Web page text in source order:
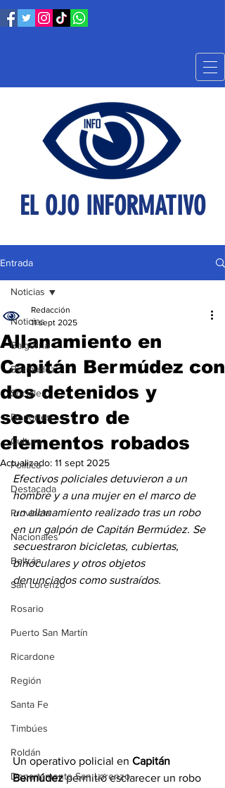
EL OJO INFORMATIVO
Entrada
Noticias
Baigorria
Bermúdez
Sociales
Deportes
Cultura
Política
Destacada
Provincia
Nacionales
Beltrán
San Lorenzo
Rosario
Puerto San Martín
Ricardone
Región
Santa Fe
Timbúes
Roldán
Departamento San Lorenzo
Noticias
Allanamiento en
Capitán Bermúdez con
dos detenidos y
secuestro de
elementos robados
Redacción
11 sept 2025
Actualizado: 11 sept 2025
Efectivos policiales detuvieron a un
hombre y a una mujer en el marco de
un allanamiento realizado tras un robo
en un galpón de Capitán Bermúdez. Se
secuestraron bicicletas, cubiertas,
binoculares y otros objetos
denunciados como sustraídos.
Un operativo policial en Capitán
Bermúdez permitió esclarecer un robo